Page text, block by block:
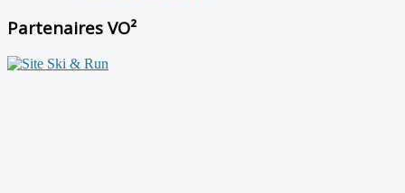
Partenaires VO²